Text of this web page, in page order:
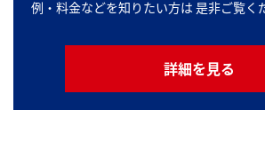
例・料金などを知りたい方は 是非ご覧く
詳細を見る